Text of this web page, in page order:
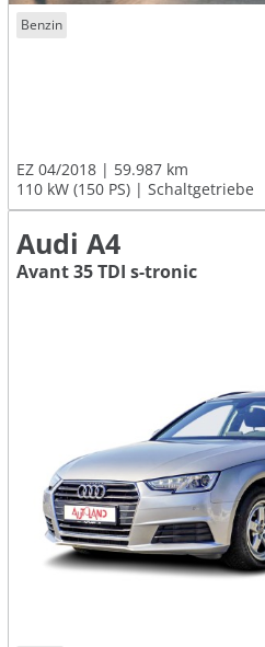
Benzin
EZ 04/2018
59.987 km
110 kW (150 PS)
Schaltgetriebe
Audi A4
Avant 35 TDI s-tronic